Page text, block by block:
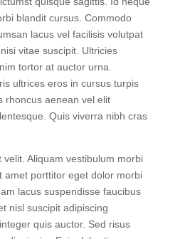
in arcu cursus euismod. In
quisque sagittis. Id neque
blandit cursus. Commodo
lacus vel facilisis volutpat
vitae suscipit. Ultricies
tortor at auctor urna.
ultrices eros in cursus turpis
rhoncus aenean vel elit
Quis viverra nibh cras
velit. Aliquam vestibulum morbi
amet porttitor eget dolor morbi
lacus suspendisse faucibus
nisl suscipit adipiscing